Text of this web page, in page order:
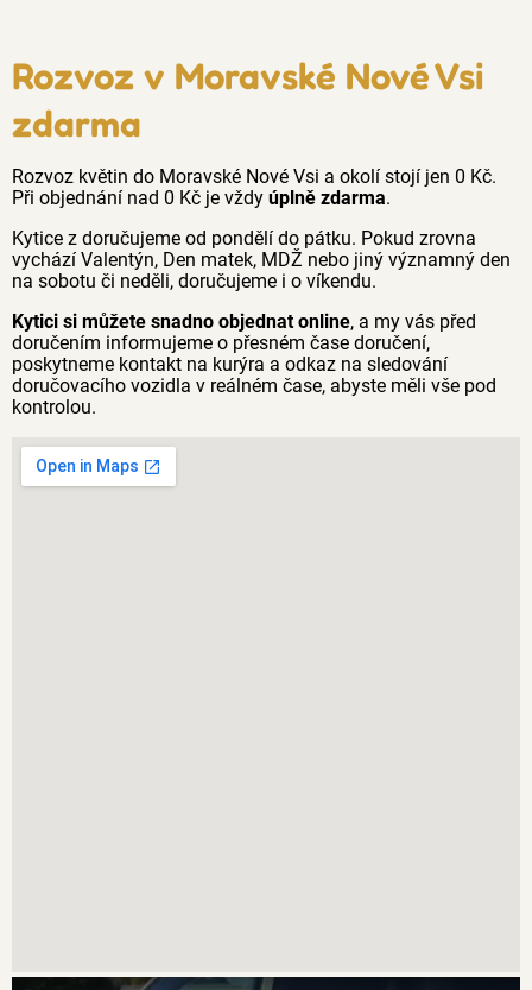
Rozvoz v Moravské Nové Vsi
zdarma
Rozvoz květin do Moravské Nové Vsi a okolí stojí jen 0 Kč.
Při objednání nad 0 Kč je vždy úplně zdarma.
Kytice z doručujeme od pondělí do pátku. Pokud zrovna
vychází Valentýn, Den matek, MDŽ nebo jiný významný den
na sobotu či neděli, doručujeme i o víkendu.
Kytici si můžete snadno objednat online, a my vás před
doručením informujeme o přesném čase doručení,
poskytneme kontakt na kurýra a odkaz na sledování
doručovacího vozidla v reálném čase, abyste měli vše pod
kontrolou.